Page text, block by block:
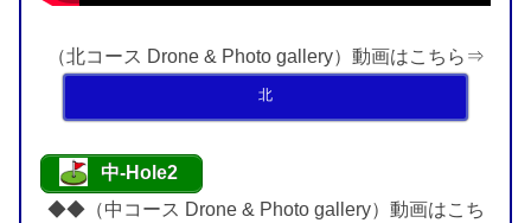
（北コース Drone & Photo gallery）動画はこちら⇒
北
中-Hole2
◆◆（中コース Drone & Photo gallery）動画はこち